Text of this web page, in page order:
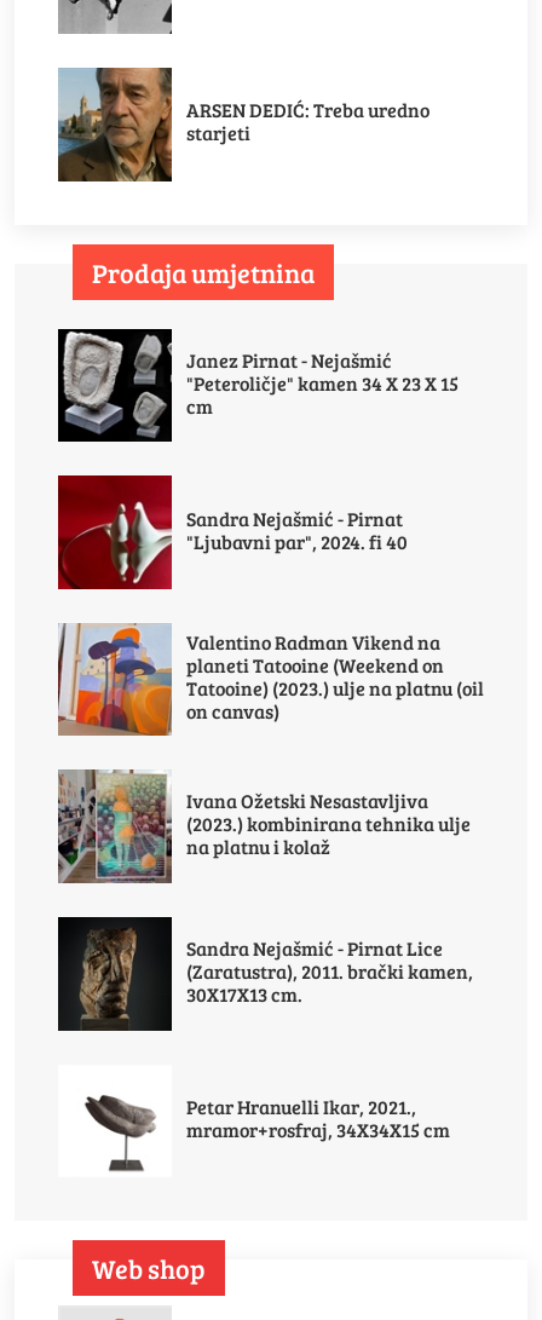
ARSEN DEDIĆ: Treba uredno
starjeti
Prodaja umjetnina
Janez Pirnat - Nejašmić
"Peteroličje" kamen 34 X 23 X 15
cm
Sandra Nejašmić - Pirnat
"Ljubavni par", 2024. fi 40
Valentino Radman Vikend na
planeti Tatooine (Weekend on
Tatooine) (2023.) ulje na platnu (oil
on canvas)
Ivana Ožetski Nesastavljiva
(2023.) kombinirana tehnika ulje
na platnu i kolaž
Sandra Nejašmić - Pirnat Lice
(Zaratustra), 2011. brački kamen,
30X17X13 cm.
Petar Hranuelli Ikar, 2021.,
mramor+rosfraj, 34X34X15 cm
Web shop